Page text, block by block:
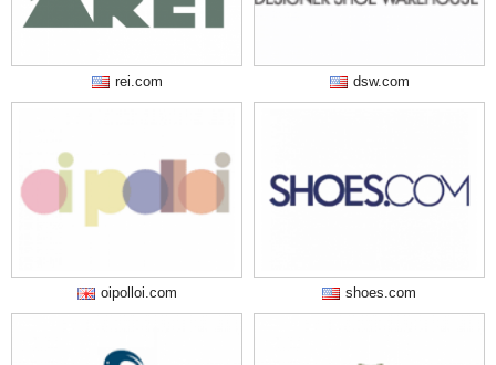
rei.com dsw.com
oipolloi.com shoes.com